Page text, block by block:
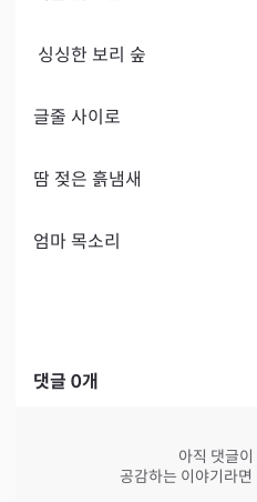
글줄 사이로
땀 젖은 흙냄새
엄마 목소리
댓글 0개
아직 댓글
공감하는 이야기라